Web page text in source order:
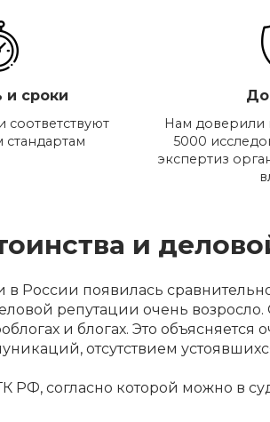
и сроки
соответствуют
Нам доверили
5000
экспертиз
и
России появилась
репутации очень
и блогах. Это
отсутствием
РФ, согласно которой можно